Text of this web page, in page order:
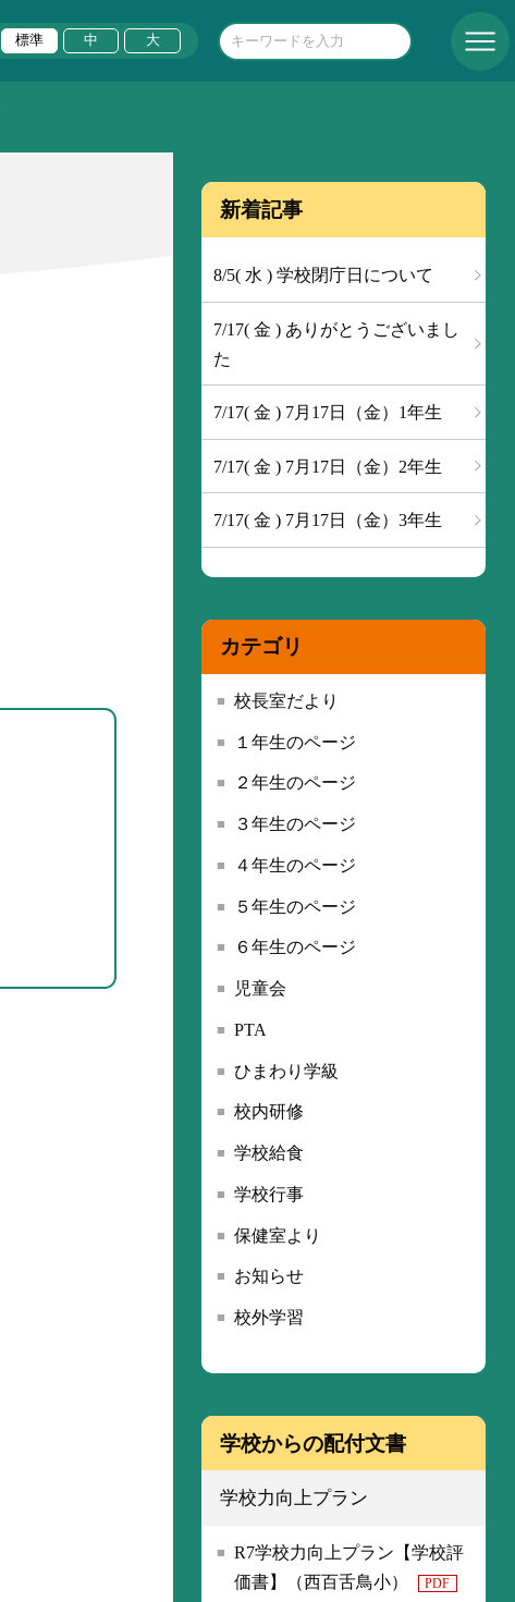
標準 中 大
新着記事
8/5( 水 ) 学校閉庁日について
7/17( 金 ) ありがとうございまし
た
7/17( 金 ) 7月17日（金）1年生
7/17( 金 ) 7月17日（金）2年生
7/17( 金 ) 7月17日（金）3年生
カテゴリ
校長室だより
１年生のページ
２年生のページ
３年生のページ
４年生のページ
５年生のページ
６年生のページ
児童会
PTA
ひまわり学級
校内研修
学校給食
学校行事
保健室より
お知らせ
校外学習
学校からの配付文書
学校力向上プラン
R7学校力向上プラン【学校評
価書】（西百舌鳥小）
PDF